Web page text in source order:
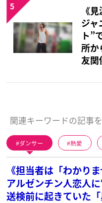
《
ジ
ト”
所か
友関
5
関連キーワードの記事
ダンサー 熱愛
《担当者は「わかり
アルゼンチン人恋人
送検前に起きていた「